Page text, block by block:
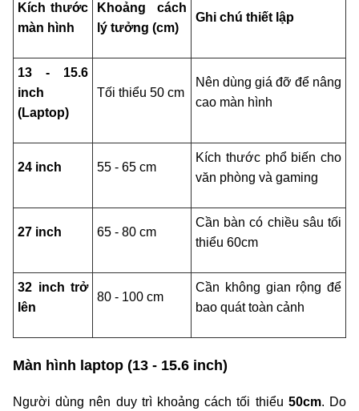
Kích thước
màn hình
Khoảng cách
lý tưởng (cm)
Ghi chú thiết lập
13 - 15.6
inch
(Laptop)
Tối thiểu 50 cm
Nên dùng giá đỡ để nâng
cao màn hình
24 inch 55 - 65 cm
Kích thước phổ biến cho
văn phòng và gaming
27 inch 65 - 80 cm
Cần bàn có chiều sâu tối
thiểu 60cm
32 inch trở
lên
80 - 100 cm
Cần không gian rộng để
bao quát toàn cảnh
Màn hình laptop (13 - 15.6 inch)
Người dùng nên duy trì khoảng cách tối thiểu 50cm. Do